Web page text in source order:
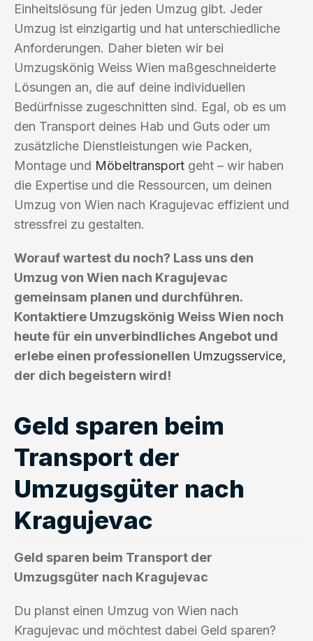
Einheitslösung für jeden Umzug gibt. Jeder
Umzug ist einzigartig und hat unterschiedliche
Anforderungen. Daher bieten wir bei
Umzugskönig Weiss Wien maßgeschneiderte
Lösungen an, die auf deine individuellen
Bedürfnisse zugeschnitten sind. Egal, ob es um
den Transport deines Hab und Guts oder um
zusätzliche Dienstleistungen wie Packen,
Montage und Möbeltransport geht – wir haben
die Expertise und die Ressourcen, um deinen
Umzug von Wien nach Kragujevac effizient und
stressfrei zu gestalten.
Worauf wartest du noch? Lass uns den
Umzug von Wien nach Kragujevac
gemeinsam planen und durchführen.
Kontaktiere Umzugskönig Weiss Wien noch
heute für ein unverbindliches Angebot und
erlebe einen professionellen Umzugsservice
der dich begeistern wird!
Geld sparen beim
Transport der
Umzugsgüter nach
Kragujevac
Geld sparen beim Transport der
Umzugsgüter nach Kragujevac
Du planst einen Umzug von Wien nach
Kragujevac und möchtest dabei Geld sparen?